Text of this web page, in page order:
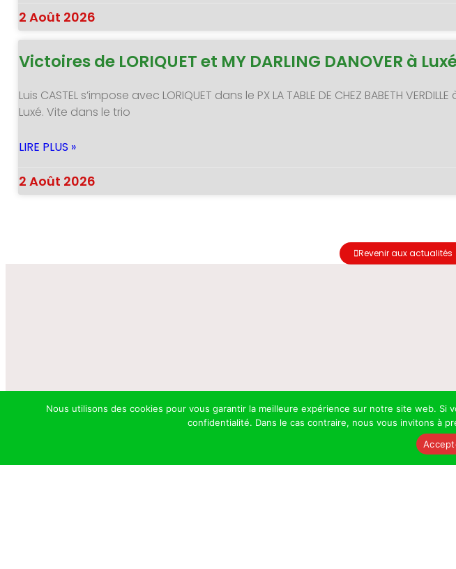
2 Août 2026
Victoires de LORIQUET et MY DARLING DANOVER à
Luis CASTEL s’impose avec LORIQUET dans le PX LA TABLE DE CHEZ BABETH VERDILLE
Luxé. Vite dans le trio
LIRE PLUS »
2 Août 2026
Revenir aux actualités
Haras de PITZ
Nous utilisons des cookies pour vous garantir la meilleure expérience sur notre site web.
confidentialité. Dans le cas contraire, nous vous invitons à